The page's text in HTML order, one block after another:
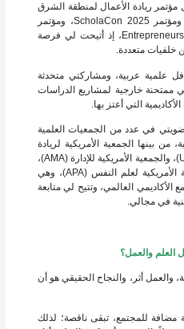
ريادة الأعمال لمنطقة الشرق
الأوسط وشمال أفريقيا (MENAREC)، ومؤتمر ScholaCon 2025، ومؤتمر
Entrepreneurship for Sustainability & Impact (ESI)، إذ أتيحت لي فرصة
خلفيات متعددة.
علمية عربية، ومشاركتي متحدثة
خارجية لمشاريع الدراسات
التي أعتز بها.
في عدد من الجمعيات العلمية
من بينها الجمعية الأمريكية لريادة
الأعمال والمشروعات الصغيرة (USASBE)، والجمعية الأمريكية للإدارة (AMA)،
والجمعية الدولية للقيادة (ILA)، والجمعية الأمريكية لعلم النفس (APA)، وهي
العالمي، وتتيح لي متابعة
في مجالي.
والعمل أثر، والنجاح الحقيقي هو أن
مضافة للمجتمع، تبقى ناقصة؛ لذلك